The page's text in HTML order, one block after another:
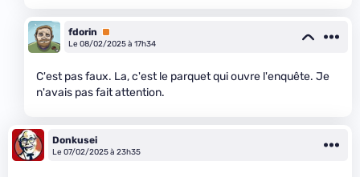
fdorin
Premium
Le 08/02/2025 à 17h34
C'est pas faux. La, c'est le parquet qui ouvre l'enquête. Je
n'avais pas fait attention.
Donkusei
Le 07/02/2025 à 23h35